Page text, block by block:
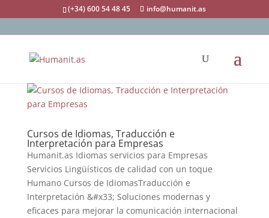
(+34) 600 54 48 45 info@humanit.as
Cursos de Idiomas, Traducción e
Interpretación para Empresas
Humanit.as Idiomas servicios para Empresas
Servicios Lingüísticos de calidad con un toque
Humano Cursos de IdiomasTraducción e
Interpretación &#x33; Soluciones modernas y
eficaces para mejorar la comunicación internacional